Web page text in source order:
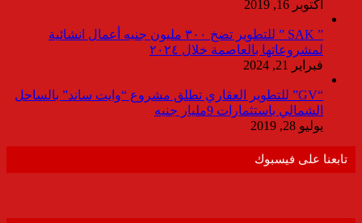
أكتوبر 16, 2019
” SAK ” للتطوير تضخ ٣٠٠ مليون جنيه أعمال انشائية
لمشروعاتها بالعاصمة خلال ٢٠٢٤
فبراير 21, 2024
“GV” للتطوير العقاري تطلق مشروع “وايت ساند” بالساحل
الشمالي باستثمارات 9مليار جنيه
يوليو 28, 2019
تابعنا على فيسبوك